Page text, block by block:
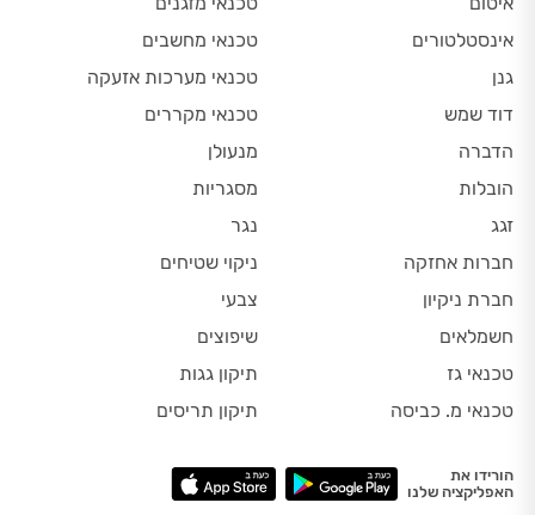
אינסטלטורים
גנן
דוד שמש
הדברה
הובלות
זגג
חברות אחזקה
חברת ניקיון
חשמלאים
טכנאי גז
טכנאי מ. כביסה
טכנאי מחשבים
טכנאי מערכות אזעקה
טכנאי מקררים
מנעולן
מסגריות
נגר
ניקוי שטיחים
צבעי
שיפוצים
תיקון גגות
תיקון תריסים
הורידו את
האפליקציה שלנו